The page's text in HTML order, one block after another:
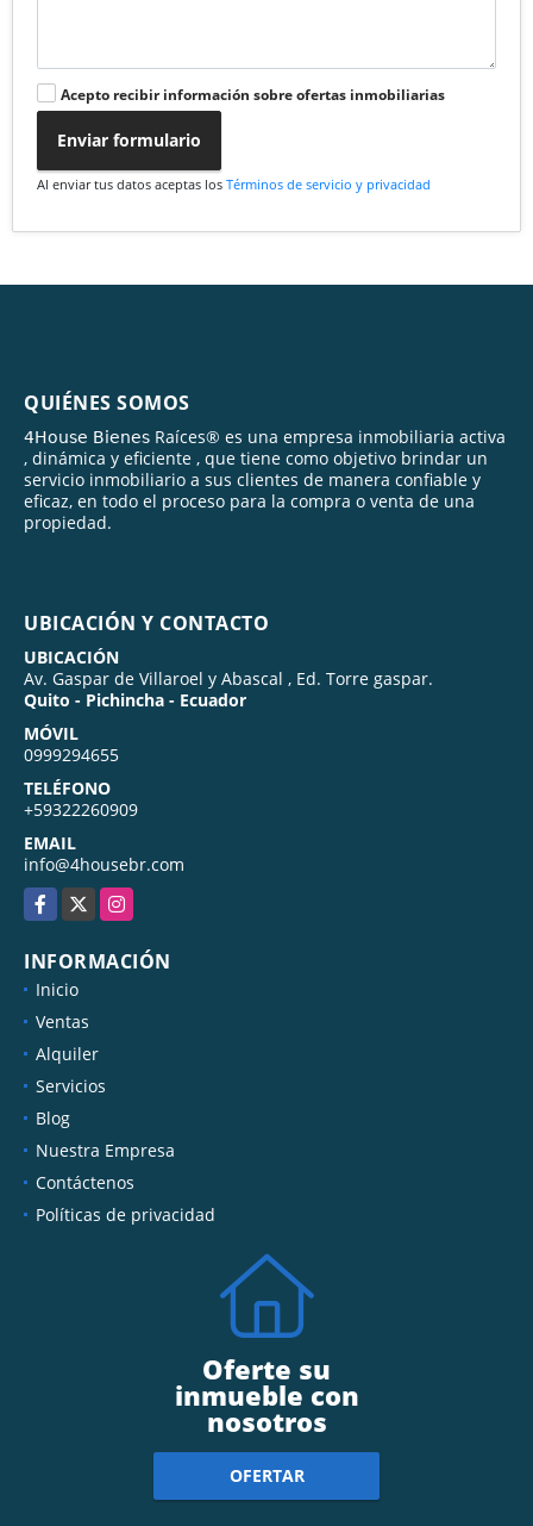
Acepto recibir información sobre ofertas inmobiliarias
Enviar formulario
Al enviar tus datos aceptas los Términos de servicio y privacidad
QUIÉNES SOMOS
𝟦𝖧𝗈𝗎𝗌𝖾 𝖡𝗂𝖾𝗇𝖾𝗌 Raíces® es una empresa inmobiliaria activa
, dinámica y eficiente , que tiene como objetivo brindar un
servicio inmobiliario a sus clientes de manera confiable y
eficaz, en todo el proceso para la compra o venta de una
propiedad.
UBICACIÓN Y CONTACTO
UBICACIÓN
Av. Gaspar de Villaroel y Abascal , Ed. Torre gaspar.
Quito - Pichincha - Ecuador
MÓVIL
0999294655
TELÉFONO
+59322260909
EMAIL
info@4housebr.com
Facebook
X Instagram
INFORMACIÓN
Inicio
Ventas
Alquiler
Servicios
Blog
Nuestra Empresa
Contáctenos
Políticas de privacidad
Oferte su
inmueble con
nosotros
OFERTAR